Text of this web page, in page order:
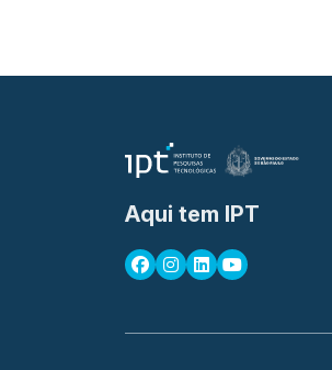
Aqui tem IPT